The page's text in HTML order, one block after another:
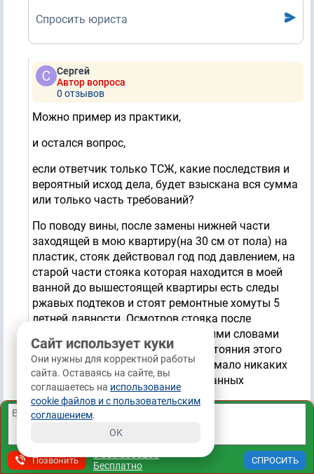
Спросить юриста
Сергей
Автор вопроса
0 отзывов
Можно пример из практики,
и остался вопрос,
если ответчик только ТСЖ, какие последствия и
вероятный исход дела, будет взыскана вся сумма
или только часть требований?
По поводу вины, после замены нижней части
заходящей в мою квартиру(на 30 см от пола) на
пластик, стояк действовал год под давлением, на
старой части стояка которая находится в моей
ванной до вышестоящей квартиры есть следы
ржавых подтеков и стоят ремонтные хомуты 5
летней давности. Осмотров стояка после
установки хомутов не было. Другими словами
ТСЖ было в курсе аварийного состояния этого
элемента стояка, но не предпринимало никаких
действий по устранению, предписанных
Правилами управления МКД.
03.06.2026, 10:43
Спросить юриста
Позвонить
Бесплатно
Сайт использует куки
Они нужны для корректной работы
сайта. Оставаясь на сайте, вы
соглашаетесь на использование
cookie файлов и с пользовательским
соглашением.
OK